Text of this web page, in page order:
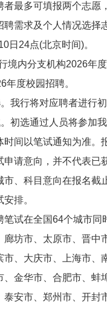
多可填报两个志愿，
聘需求及个人情况选择
日24点(北京时间)。
内分支机构2026年度
年度校园招聘。
行将对应聘者进行初
选通过人员将参加我
时间以笔试通知为准。
申请意向，并不代表已
市、科目意向在报名截
排。
在全国64个城市同
廊坊市、太原市、晋中
市、大庆市、上海市、
、金华市、合肥市、蚌
泰安市、郑州市、开封